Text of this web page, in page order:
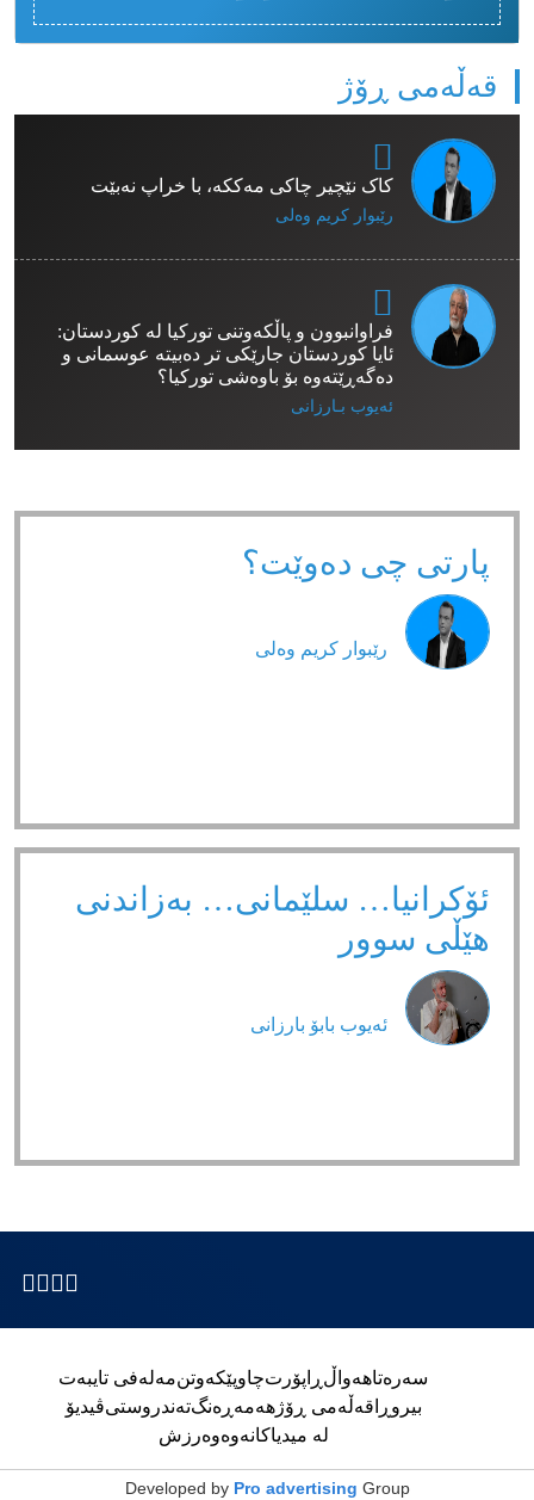
قەڵەمی ڕۆژ
کاک نێچیر چاکی مەککە، با خراپ نەبێت
رێبوار كریم وەلی
فراوانبوون و پاڵکەوتنی تورکیا لە کوردستان:
ئایا کوردستان جارێکی تر دەبیتە عوسمانی و
دەگەڕێتەوە بۆ باوەشی تورکیا؟
ئەیوب بـارزانی
پارتی چی دەوێت؟
رێبوار كریم وەلی
ئۆکرانیا… سلێمانی… بەزاندنی
هێڵی سوور
ئەیوب بابۆ بارزانی
سەرەتاهەواڵ ڕاپۆرتچاوپێکەوتنمەلەفی تایبەت
بیروڕا قەڵەمی ڕۆژهەمەڕەنگتەندروستیڤیدیۆ
لە میدیاکانەوەوەرزش
Developed by Pro advertising Group